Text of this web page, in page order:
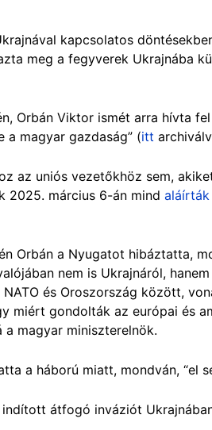
kapcsolatos
meg a fegyverek Ukrajnába
Orbán Viktor ismét arra hívta
a magyar gazdaság” (itt
az uniós vezetőkhöz sem,
2025. március 6-án mind aláírták
Orbán a Nyugatot hibáztatta,
nem is Ukrajnáról,
és Oroszország között,
miért gondolták az európai és
magyar miniszterelnök.
a háború miatt, mondván, “el
átfogó inváziót